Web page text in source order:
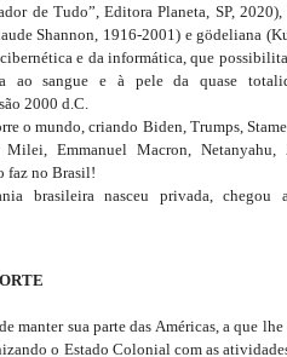
de Tudo”, Editora Planeta, SP, 2020),
Shannon, 1916-2001) e gödeliana
e da informática, que
ao sangue e à pele da quase
2000 d.C.
o mundo, criando Biden, Trumps,
Emmanuel Macron, Netanyahu,
faz no Brasil!
brasileira nasceu privada, chegou
manter sua parte das Américas, a que
o Estado Colonial com as